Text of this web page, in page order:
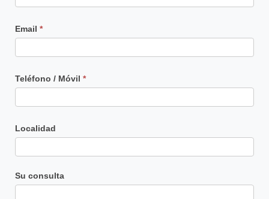
Email *
Teléfono / Móvil *
Localidad
Su consulta